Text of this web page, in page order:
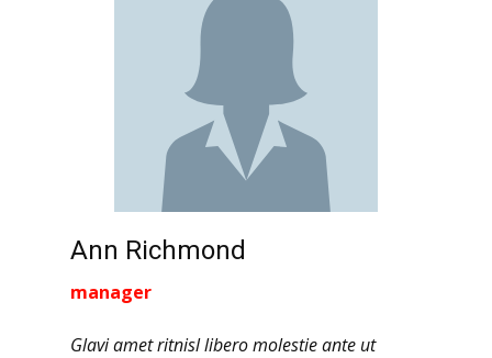
Ann Richmond
manager
Glavi amet ritnisl libero molestie ante ut